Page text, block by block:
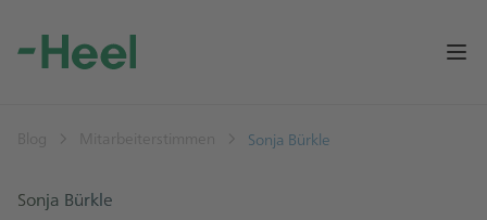
Blog Mitarbeiterstimmen Sonja Bürkle
Sonja Bürkle